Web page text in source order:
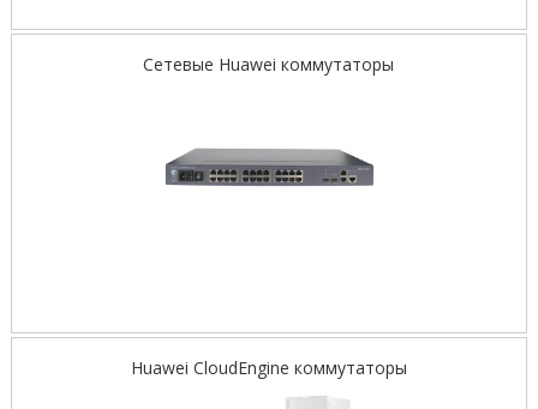
Сетевые Huawei коммутаторы
Huawei CloudEngine коммутаторы